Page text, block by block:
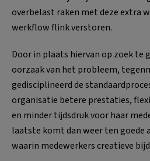
overbelast raken met deze extra
werkflow flink verstoren.
Door in plaats hiervan op zoek te
oorzaak van het probleem,
gedisciplineerd de
organisatie betere prestaties,
en minder tijdsdruk voor haar
laatste komt dan weer ten goede
waarin medewerkers creatieve